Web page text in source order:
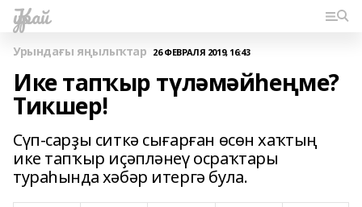
Ҡурай
Урындағы яңылыҡтар 26 ФЕВРАЛЯ 2019, 16:43
Ике тапҡыр түләмәйһеңме?
Тикшер!
Сүп-сарҙы ситкә сығарған өсөн хаҡтың
ике тапҡыр иҫәпләнеү осраҡтары
тураһында хәбәр итергә була.